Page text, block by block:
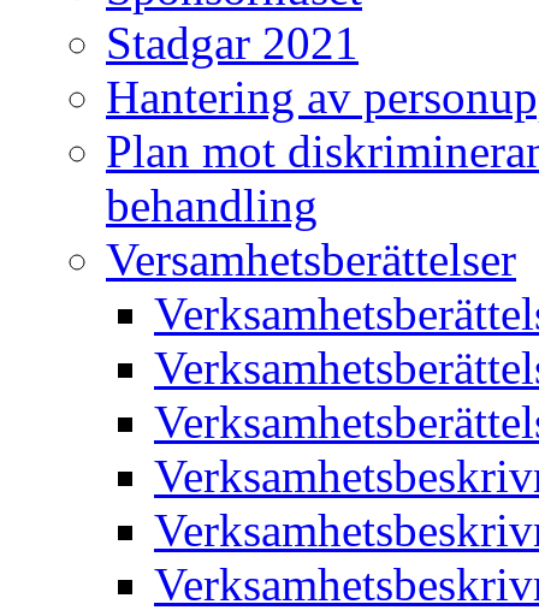
Stadgar 2021
Hantering av
Plan mot
behandling
Versamhetsberättelser